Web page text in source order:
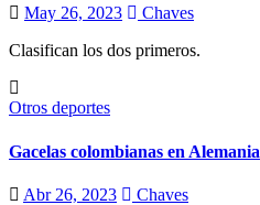
May 26, 2023
Chaves
Clasifican los dos primeros.
Otros deportes
Gacelas colombianas en Alemania
Abr 26, 2023
Chaves